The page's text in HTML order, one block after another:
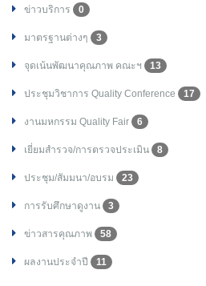
ข่าวบริการ 0
มาตรฐานต่างๆ 3
จุดเน้นพัฒนาคุณภาพ คณะฯ 13
ประชุมวิชาการ Quality Conference 17
งานมหกรรม Quality Fair 6
เยี่ยมสำรวจ/การตรวจประเมิน 8
ประชุม/สัมมนา/อบรม 23
การรับศึกษาดูงาน 3
ข่าวสารคุณภาพ 58
ผลงานประจำปี 11